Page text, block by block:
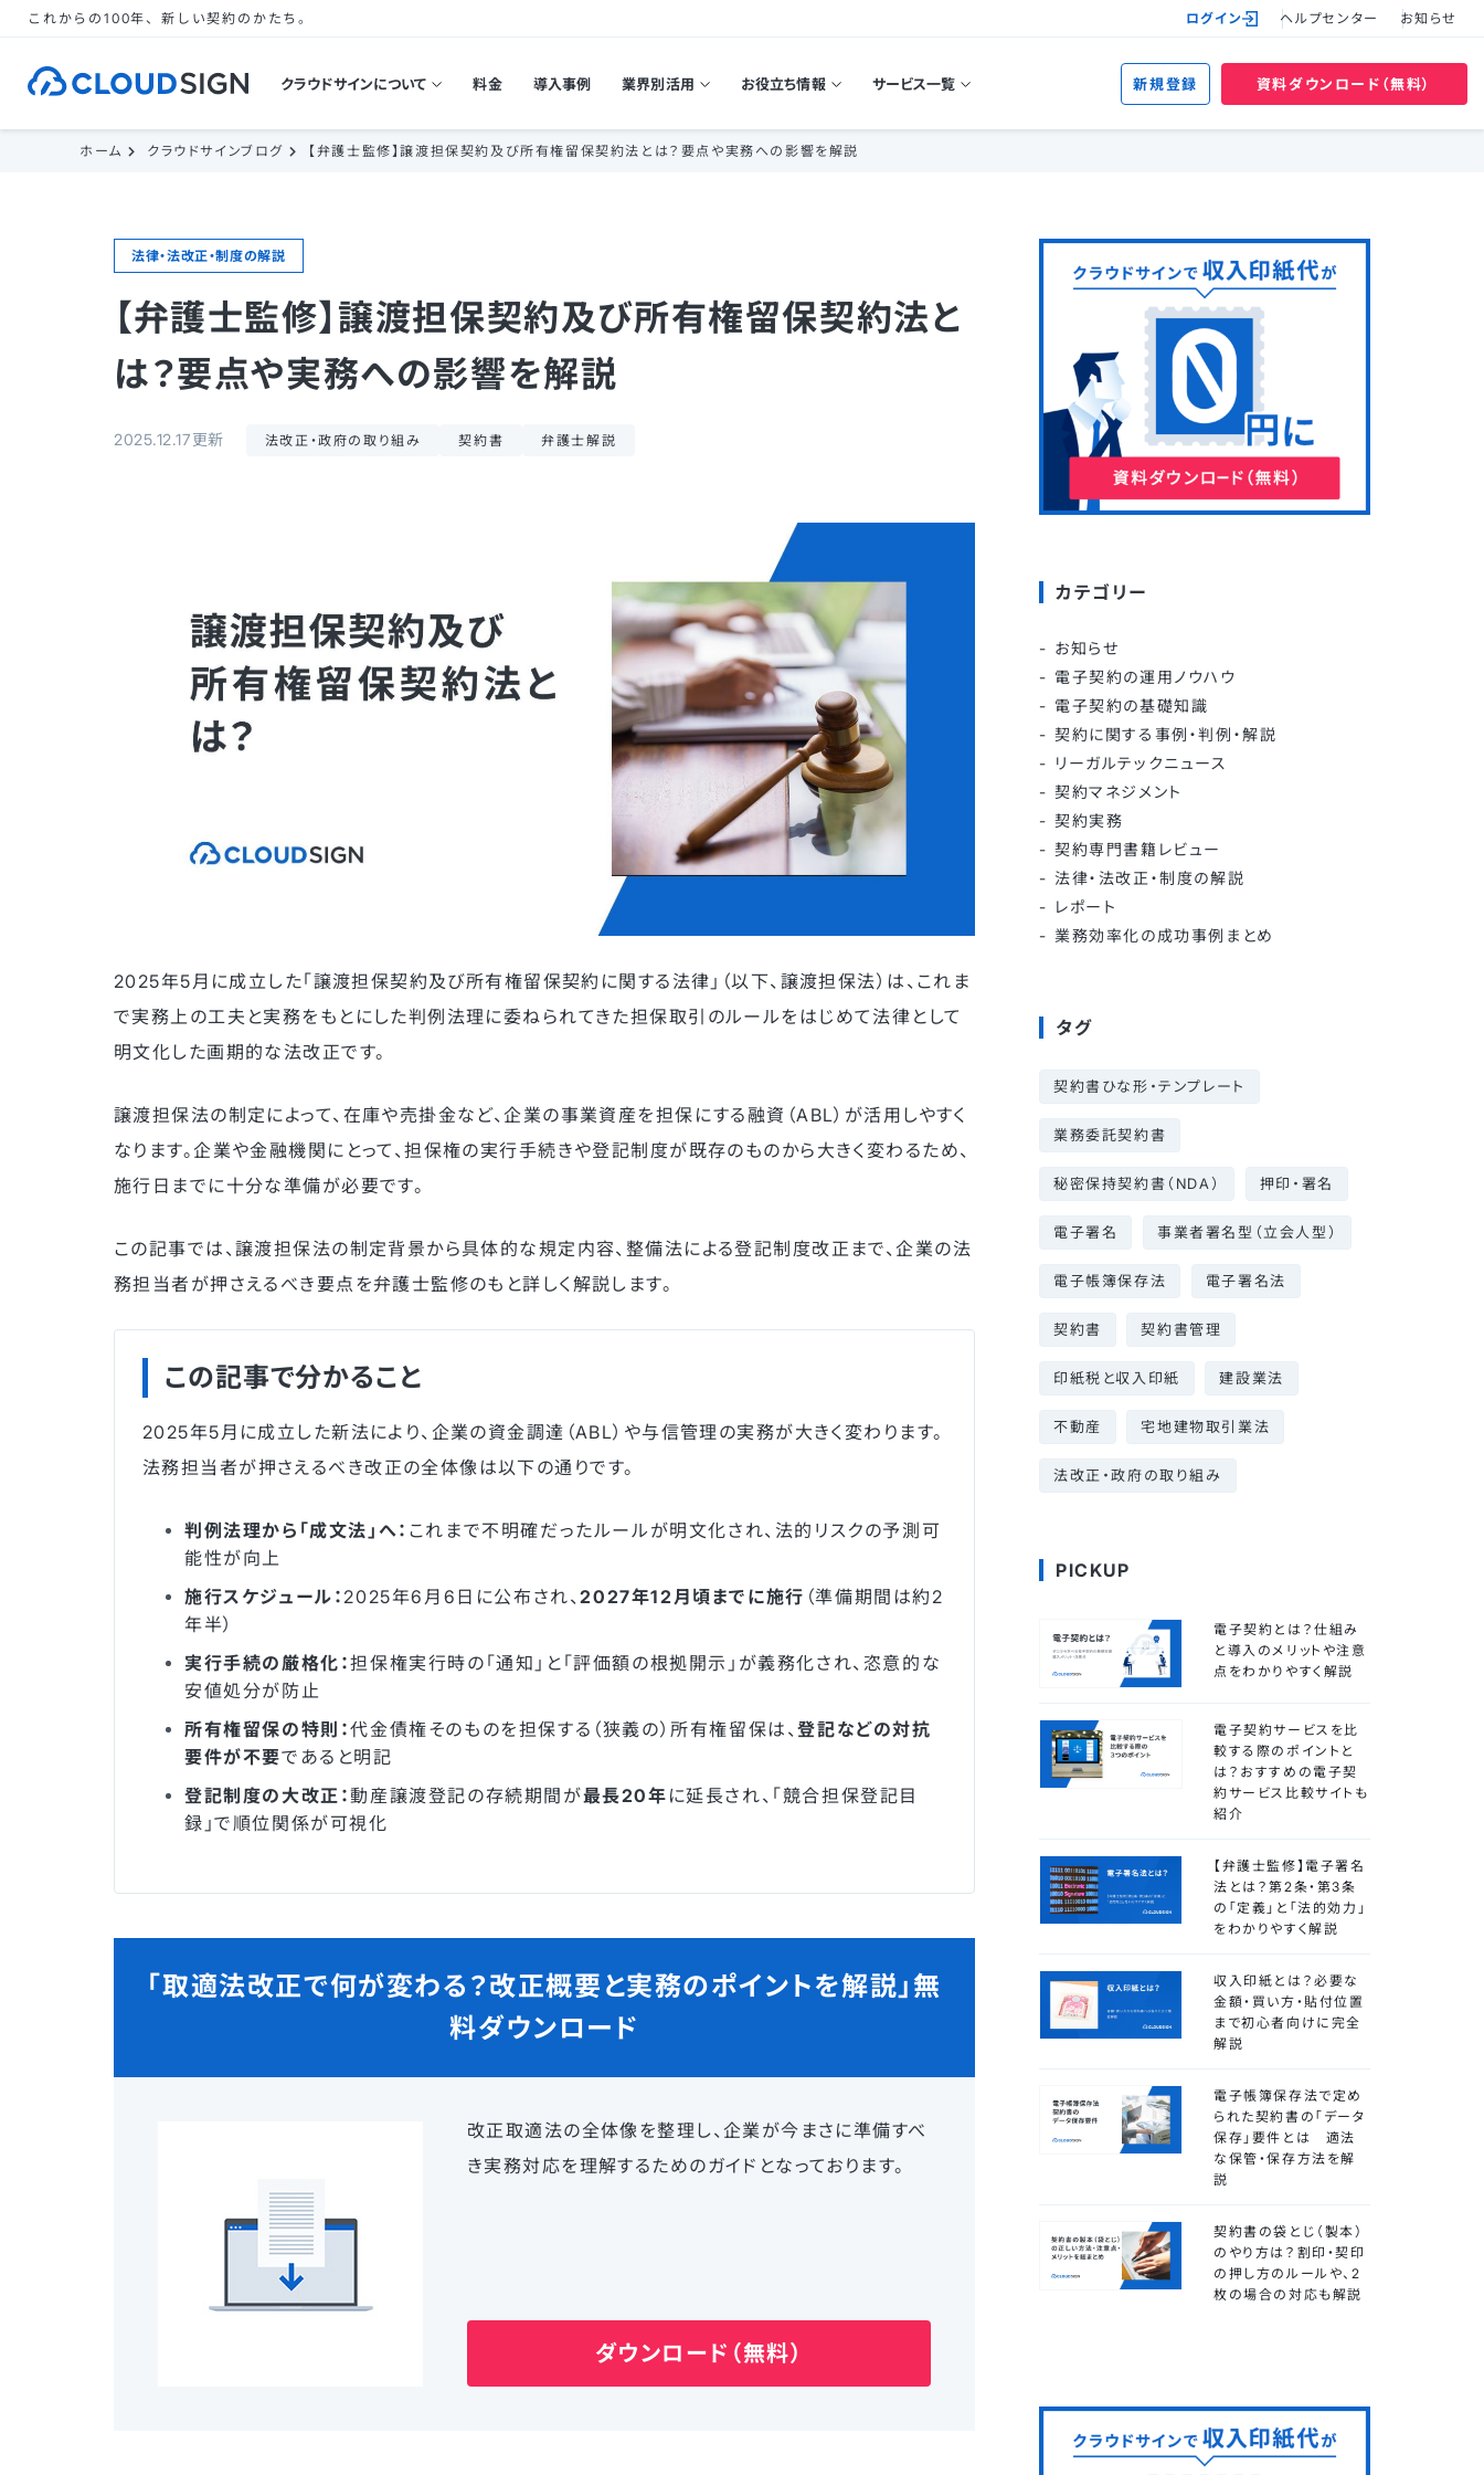
これからの100年、新しい契約のかたち。 ログイン ヘルプセンター お知らせ
クラウドサインについて 料金 導入事例 業界別活用 お役立ち情報 サービス一覧 新規登録 資料ダウンロード（無料）
ホーム クラウドサインブログ 【弁護士監修】譲渡担保契約及び所有権留保契約法とは？要点や実務への影響を解説
法律・法改正・制度の解説
【弁護士監修】譲渡担保契約及び所有権留保契約法と
は？要点や実務への影響を解説
2025.12.17更新 法改正・政府の取り組み 契約書 弁護士解説
2025年5月に成立した「譲渡担保契約及び所有権留保契約に関する法律」（以下、譲渡担保法）は、これま
で実務上の工夫と実務をもとにした判例法理に委ねられてきた担保取引のルールをはじめて法律として
明文化した画期的な法改正です。
譲渡担保法の制定によって、在庫や売掛金など、企業の事業資産を担保にする融資（ABL）が活用しやすく
なります。企業や金融機関にとって、担保権の実行手続きや登記制度が既存のものから大きく変わるため、
施行日までに十分な準備が必要です。
この記事では、譲渡担保法の制定背景から具体的な規定内容、整備法による登記制度改正まで、企業の法
務担当者が押さえるべき要点を弁護士監修のもと詳しく解説します。
この記事で分かること
2025年5月に成立した新法により、企業の資金調達（ABL）や与信管理の実務が大きく変わります。
法務担当者が押さえるべき改正の全体像は以下の通りです。
判例法理から「成文法」へ： これまで不明確だったルールが明文化され、法的リスクの予測可
能性が向上
施行スケジュール： 2025年6月6日に公布され、2027年12月頃までに施行 （準備期間は約2
年半）
実行手続の厳格化：担保権実行時の「通知」と「評価額の根拠開示」が義務化され、恣意的な
安値処分が防止
所有権留保の特則：代金債権そのものを担保する（狭義の）所有権留保は、登記などの対抗
要件が不要であると明記
登記制度の大改正：動産譲渡登記の存続期間が最長20年 に延長され、「競合担保登記目
録」で順位関係が可視化
「取適法改正で何が変わる？改正概要と実務のポイントを解説」 無
料ダウンロード
改正取適法の全体像を整理し、企業が今まさに準備すべ
き実務対応を理解するためのガイドとなっております。
ダウンロード（無料）
カテゴリー
お知らせ
電子契約の運用ノウハウ
電子契約の基礎知識
契約に関する事例・判例・解説
リーガルテックニュース
契約マネジメント
契約実務
契約専門書籍レビュー
法律・法改正・制度の解説
レポート
業務効率化の成功事例まとめ
タグ
契約書ひな形・テンプレート
業務委託契約書
秘密保持契約書（NDA） 押印・署名
電子署名 事業者署名型（立会人型）
電子帳簿保存法 電子署名法
契約書 契約書管理
印紙税と収入印紙 建設業法
不動産 宅地建物取引業法
法改正・政府の取り組み
PICKUP
電子契約とは？仕組み
と導入のメリットや注意
点をわかりやすく解説
電子契約サービスを比
較する際のポイントと
は？おすすめの電子契
約サービス比較サイトも
紹介
【弁護士監修】電子署名
法とは？第2条・第3条
の「定義」と「法的効力」
をわかりやすく解説
収入印紙とは？必要な
金額・買い方・貼付位置
まで初心者向けに完全
解説
電子帳簿保存法で定め
られた契約書の「データ
保存」要件とは 適法
な保管・保存方法を解
説
契約書の袋とじ（製本）
のやり方は？割印・契印
の押し方のルールや、2
枚の場合の対応も解説